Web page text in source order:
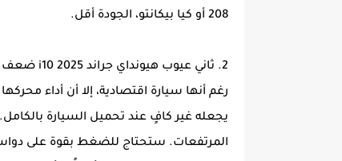
208 أو كيا بيكانتو، الجودة أقل.
2. ثاني عيوب هيونداي جراند i10 2025 ضعف الأداء
يجعله غير كافٍ عند تحميل السيارة
المرتفعات. ستحتاج للضغط بقوة على